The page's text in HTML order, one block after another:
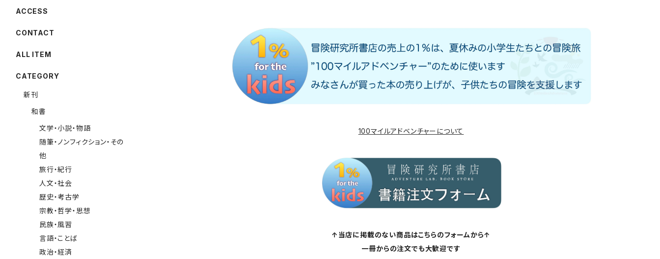
100マイルアドベンチャーについて
↑当店に掲載のない商品はこちらのフォームから↑
一冊からの注文でも大歓迎です
ACCESS
CONTACT
ALL ITEM
CATEGORY
新刊
和書
文学・小説・物語
随筆・ノンフィクション・その
他
旅行・紀行
人文・社会
歴史・考古学
宗教・哲学・思想
民族・風習
言語・ことば
政治・経済